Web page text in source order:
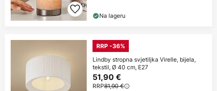
Na lageru
RRP -36%
Lindby stropna svjetiljka Virelle, bijela,
tekstil, Ø 40 cm, E27
51,90 €
RRP81,90 €